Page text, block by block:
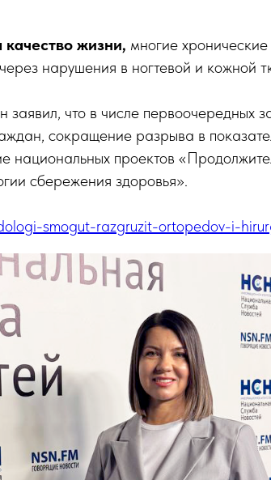
качество жизни, многие
нарушения в ногтевой и кожной
заявил, что в числе первоочередных
сокращение разрыва в
национальных проектов
сбережения здоровья».
smogut-razgruzit-ortopedov-i-